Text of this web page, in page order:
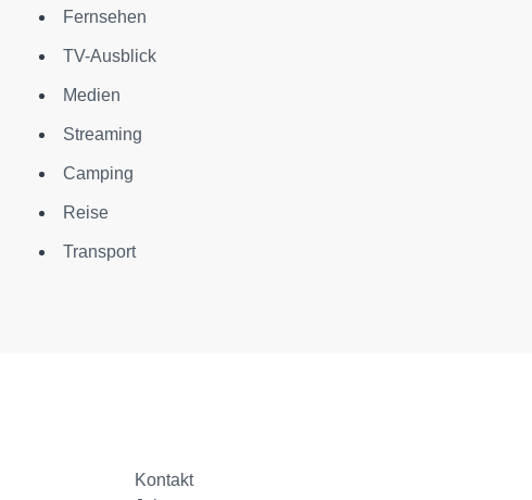
Fernsehen
TV-Ausblick
Medien
Streaming
Camping
Reise
Transport
Kontakt